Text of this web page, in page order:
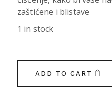
zaštićene i blistave
1 in stock
ADD TO CART